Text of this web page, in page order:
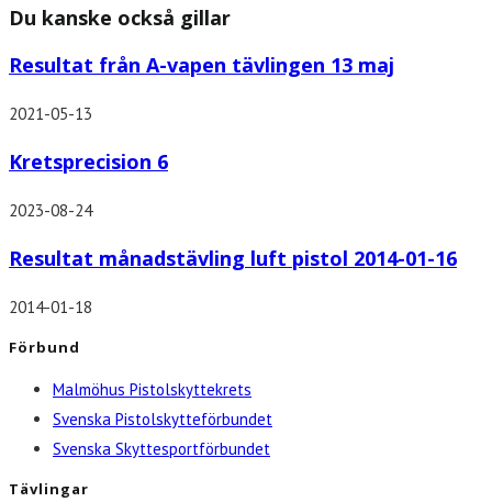
Du kanske också gillar
Resultat från A-vapen tävlingen 13 maj
2021-05-13
Kretsprecision 6
2023-08-24
Resultat månadstävling luft pistol 2014-01-16
2014-01-18
Förbund
Malmöhus Pistolskyttekrets
Svenska Pistolskytteförbundet
Svenska Skyttesportförbundet
Tävlingar